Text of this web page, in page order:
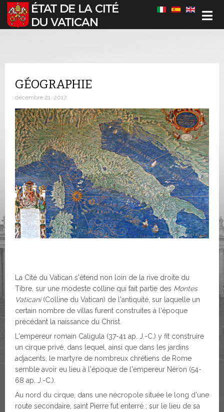
Sélectionnez votre langue
GÉOGRAPHIE
décembre 21, 2017
La Cité du Vatican s'étend non loin de la rive droite du
Tibre, sur une modeste colline qui fait partie des Montes
Vaticani(Colline du Vatican) de l'antiquité, sur laquelle un
certain nombre de villas furent construites à l'époque
précédant la naissance du Christ.
L'empereur romain Caligula (37-41 ap. J.-C.) y fit construire
un cirque privé, dans lequel, ainsi que dans les jardins
adjacents, le martyre de nombreux chrétiens de Rome
semble avoir eu lieu à l'époque de l'empereur Néron (54-
68 ap. J.-C.).
Au nord du cirque, dans une nécropole située le long d'une
route secondaire, saint Pierre fut enterré ; sur le lieu de sa